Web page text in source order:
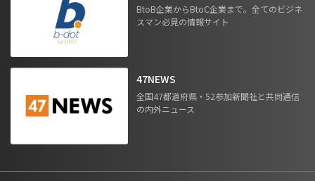
BtoB企業からBtoC企業まで。全てのビジネ
スマン必見の情報サイト
47NEWS
全国47都道府県・52参加新聞社と共同通信
の内外ニュース